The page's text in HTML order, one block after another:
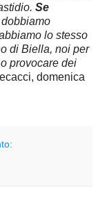
Se
dobbiamo
lo stesso
di Biella, noi per
provocare dei
domenica